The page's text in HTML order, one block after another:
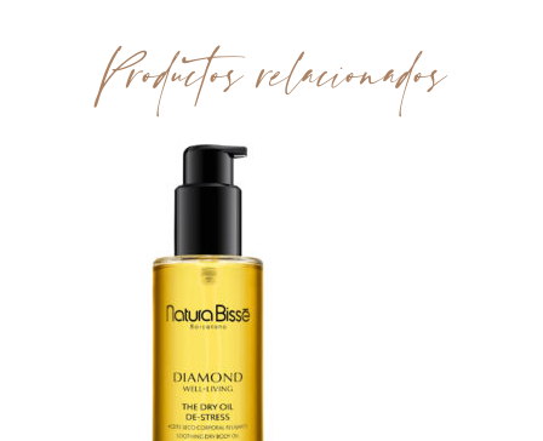
Productos relacionados